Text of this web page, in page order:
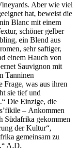
Aber wie viel
hat, beweist die
Blanc mit einem
schöner gelber
ein Blend aus
sehr saftiger,
einem Hauch von
Sauvignon mit
Tanninen
Frage, was aus ihren
sie tief und
Die Einzige, die
– Ankommen
Südafrika gekommen
der Kultur“,
gemeinsam zu
A.D.